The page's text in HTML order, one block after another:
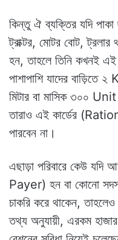
কিন্তু ঐ ব্যক্তির যদি পাকা
ট্রাক্টর, মোটর বোট, ট্রলার
হন, তাহলে তিনি কখনই এই
পাশাপাশি যাদের
মিটার বা মাসিক ৩০০
তারাও এই কার্ডের
পারবেন না।
এছাড়া পরিবারে কেউ
Payer) হন বা কোনো
চাকরি করে থাকেন,
তথ্য অনুযায়ী, এরকম